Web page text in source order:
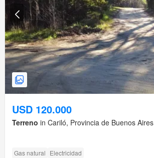
USD 120.000
Terreno in Cariló, Provincia de Buenos Aires
Gas natural Electricidad